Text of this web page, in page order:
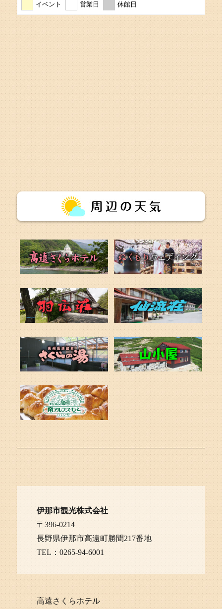
イベント 営業日 休館日
伊那市観光株式会社
〒396-0214
長野県伊那市高遠町勝間217番地
TEL：0265-94-6001
高遠さくらホテル